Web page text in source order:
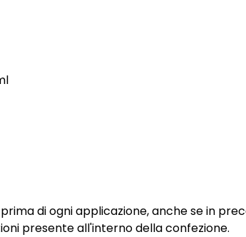
di ogni applicazione, anche se in
presente all'interno della confezione.